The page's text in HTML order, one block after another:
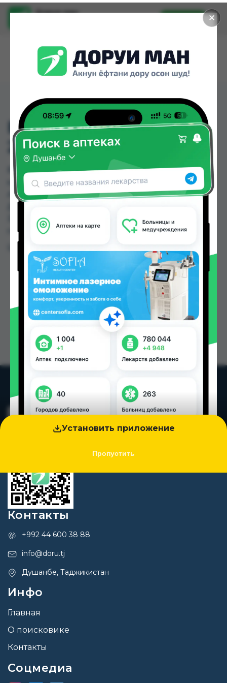
✕
Установить приложение
Пропустить
Доруи ман
Установить
ВИТАМИН Д3+К2 КАПС
220МГ №60
ВИТАМИН Д3+К2 КАПС 220МГ №60 можно
купить или заказать в аптеках, Аптека Нур (Nur),
Арча, Аслфарм №1, Аслфарм №2, Аслфарм №6,
35.00 TJS до 334.00 TJS в Душанбе и других
городах Таджикистана
Контакты
+992 44 600 38 88
info@doru.tj
Душанбе, Таджикистан
Инфо
Главная
О поисковике
Контакты
Соцмедиа